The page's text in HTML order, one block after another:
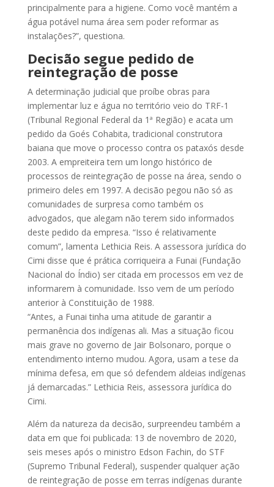
principalmente para a higiene. Como você mantém a
água potável numa área sem poder reformar as
instalações?”, questiona.
Decisão segue pedido de
reintegração de posse
A determinação judicial que proíbe obras para
implementar luz e água no território veio do TRF-1
(Tribunal Regional Federal da 1ª Região) e acata um
pedido da Goés Cohabita, tradicional construtora
baiana que move o processo contra os pataxós desde
2003. A empreiteira tem um longo histórico de
processos de reintegração de posse na área, sendo o
primeiro deles em 1997. A decisão pegou não só as
comunidades de surpresa como também os
advogados, que alegam não terem sido informados
deste pedido da empresa. “Isso é relativamente
comum”, lamenta Lethicia Reis. A assessora jurídica do
Cimi disse que é prática corriqueira a Funai (Fundação
Nacional do Índio) ser citada em processos em vez de
informarem à comunidade. Isso vem de um período
anterior à Constituição de 1988.
“Antes, a Funai tinha uma atitude de garantir a
permanência dos indígenas ali. Mas a situação ficou
mais grave no governo de Jair Bolsonaro, porque o
entendimento interno mudou. Agora, usam a tese da
mínima defesa, em que só defendem aldeias indígenas
já demarcadas.” Lethicia Reis, assessora jurídica do
Cimi.
Além da natureza da decisão, surpreendeu também a
data em que foi publicada: 13 de novembro de 2020,
seis meses após o ministro Edson Fachin, do STF
(Supremo Tribunal Federal), suspender qualquer ação
de reintegração de posse em terras indígenas durante